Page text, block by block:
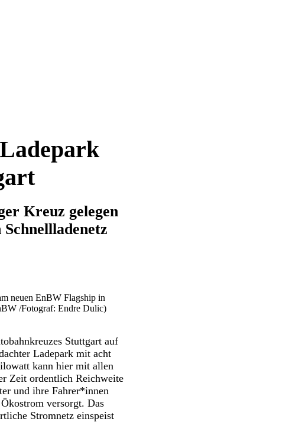
Kreuz gelegen
neuen EnBW Flagship in
/Fotograf: Endre Dulic)
Stuttgart auf
Ladepark mit acht
kann hier mit allen
Zeit ordentlich Reichweite
und ihre Fahrer*innen
versorgt. Das
Stromnetz einspeist